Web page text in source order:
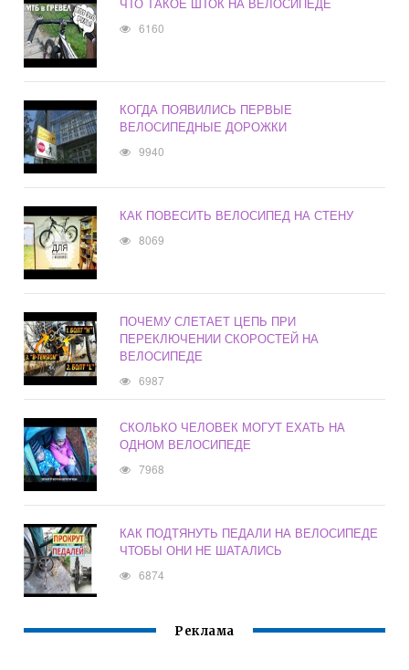
6160
КОГДА ПОЯВИЛИСЬ ПЕРВЫЕ
ВЕЛОСИПЕДНЫЕ ДОРОЖКИ
9940
КАК ПОВЕСИТЬ ВЕЛОСИПЕД НА СТЕНУ
8069
ПОЧЕМУ СЛЕТАЕТ ЦЕПЬ ПРИ
ПЕРЕКЛЮЧЕНИИ СКОРОСТЕЙ НА
ВЕЛОСИПЕДЕ
6987
СКОЛЬКО ЧЕЛОВЕК МОГУТ ЕХАТЬ НА
ОДНОМ ВЕЛОСИПЕДЕ
7968
КАК ПОДТЯНУТЬ ПЕДАЛИ НА ВЕЛОСИПЕДЕ
ЧТОБЫ ОНИ НЕ ШАТАЛИСЬ
6874
Реклама